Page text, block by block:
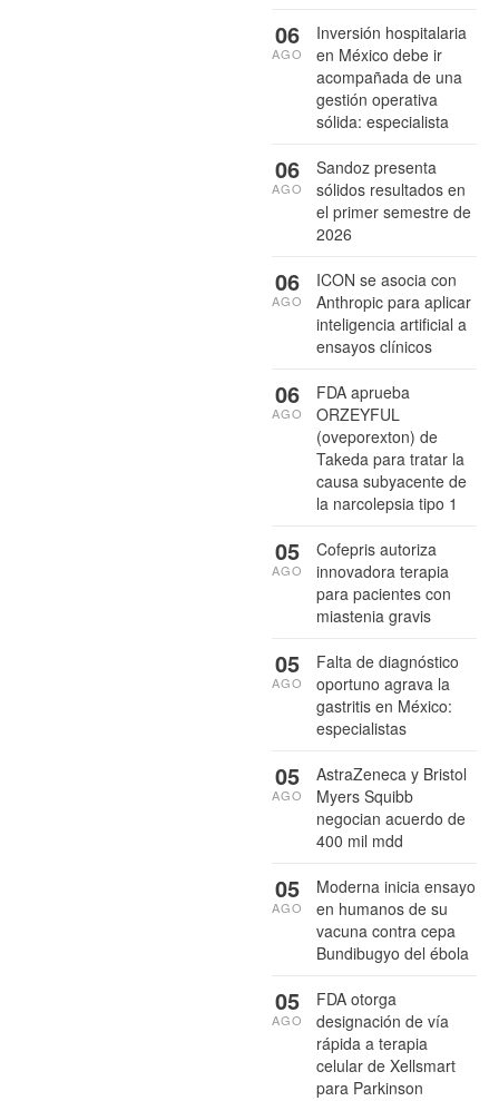
Inversión hospitalaria
en México debe ir
acompañada de una
gestión operativa
sólida: especialista
06
AGO
Sandoz presenta
sólidos resultados en
el primer semestre de
2026
06
AGO
ICON se asocia con
Anthropic para aplicar
inteligencia artificial a
ensayos clínicos
06
AGO
FDA aprueba
ORZEYFUL
(oveporexton) de
Takeda para tratar la
causa subyacente de
la narcolepsia tipo 1
06
AGO
Cofepris autoriza
innovadora terapia
para pacientes con
miastenia gravis
05
AGO
Falta de diagnóstico
oportuno agrava la
gastritis en México:
especialistas
05
AGO
AstraZeneca y Bristol
Myers Squibb
negocian acuerdo de
400 mil mdd
05
AGO
Moderna inicia ensayo
en humanos de su
vacuna contra cepa
Bundibugyo del ébola
05
AGO
FDA otorga
designación de vía
rápida a terapia
celular de Xellsmart
para Parkinson
05
AGO